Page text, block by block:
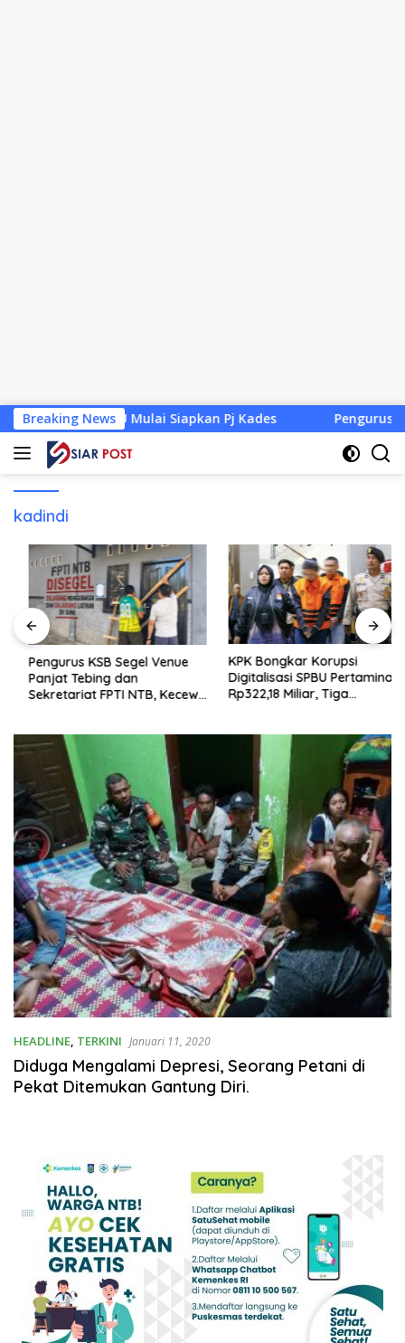
Langsung
ke
konten
Breaking News
KLU Mulai Siapkan Pj Kades Pengurus KSB Segel
kadindi
Pengurus KSB Segel Venue
Panjat Tebing dan
Sekretariat FPTI NTB, Kecewa
KPK Bongkar Korupsi
Digitalisasi SPBU Pertamina
Rp322,18 Miliar, Tiga
HEADLINE, TERKINI Januari 11, 2020
Diduga Mengalami Depresi, Seorang Petani di
Pekat Ditemukan Gantung Diri.